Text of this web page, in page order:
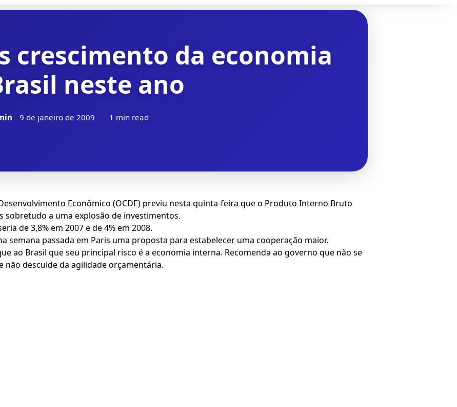
crescimento da economia
neste ano
9 de janeiro de 2009 1 min read
Econômico (OCDE) previu nesta quinta-feira que o Produto Interno Bruto
sobretudo a uma explosão de investimentos.
de 3,8% em 2007 e de 4% em 2008.
semana passada em Paris uma proposta para estabelecer uma cooperação maior.
ao Brasil que seu principal risco é a economia interna. Recomenda ao governo que não se
descuide da agilidade orçamentária.